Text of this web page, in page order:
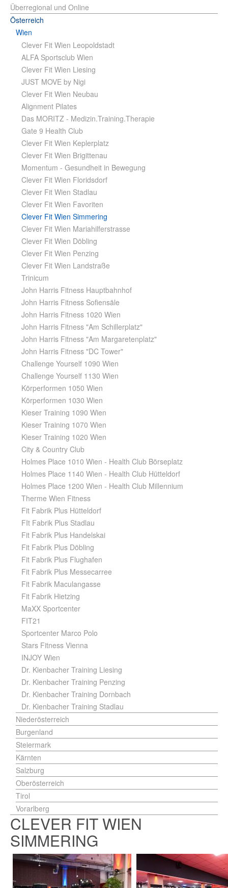
Überregional und Online
Österreich
Wien
Clever Fit Wien Leopoldstadt
ALFA Sportsclub Wien
Clever Fit Wien Liesing
JUST MOVE by Nigi
Clever Fit Wien Neubau
Alignment Pilates
Das MORITZ - Medizin.Training.Therapie
Gate 9 Health Club
Clever Fit Wien Keplerplatz
Clever Fit Wien Brigittenau
Momentum - Gesundheit in Bewegung
Clever Fit Wien Floridsdorf
Clever Fit Wien Stadlau
Clever Fit Wien Favoriten
Clever Fit Wien Simmering
Clever Fit Wien Mariahilferstrasse
Clever Fit Wien Döbling
Clever Fit Wien Penzing
Clever Fit Wien Landstraße
Trinicum
John Harris Fitness Hauptbahnhof
John Harris Fitness Sofiensäle
John Harris Fitness 1020 Wien
John Harris Fitness "Am Schillerplatz"
John Harris Fitness "Am Margaretenplatz"
John Harris Fitness "DC Tower"
Challenge Yourself 1090 Wien
Challenge Yourself 1130 Wien
Körperformen 1050 Wien
Körperformen 1030 Wien
Kieser Training 1090 Wien
Kieser Training 1070 Wien
Kieser Training 1020 Wien
City & Country Club
Holmes Place 1010 Wien - Health Club Börseplatz
Holmes Place 1140 Wien - Health Club Hütteldorf
Holmes Place 1200 Wien - Health Club Millennium
Therme Wien Fitness
Fit Fabrik Plus Hütteldorf
FIt Fabrik Plus Stadlau
Fit Fabrik Plus Handelskai
Fit Fabrik Plus Döbling
Fit Fabrik Plus Flughafen
Fit Fabrik Plus Messecarree
Fit Fabrik Maculangasse
Fit Fabrik Hietzing
MaXX Sportcenter
FIT21
Sportcenter Marco Polo
Stars Fitness Vienna
INJOY Wien
Dr. Kienbacher Training Liesing
Dr. Kienbacher Training Penzing
Dr. Kienbacher Training Dornbach
Dr. Kienbacher Training Stadlau
Niederösterreich
Burgenland
Steiermark
Kärnten
Salzburg
Oberösterreich
Tirol
Vorarlberg
CLEVER FIT WIEN
SIMMERING